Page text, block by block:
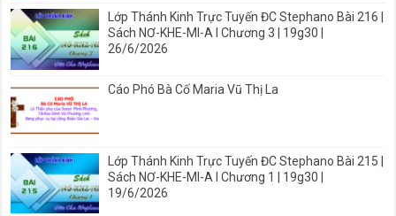
Lớp Thánh Kinh Trực Tuyến ĐC Stephano Bài 216 |
Sách NƠ-KHE-MI-A I Chương 3 | 19g30 |
26/6/2026
Cáo Phó Bà Cố Maria Vũ Thị La
Lớp Thánh Kinh Trực Tuyến ĐC Stephano Bài 215 |
Sách NƠ-KHE-MI-A I Chương 1 | 19g30 |
19/6/2026